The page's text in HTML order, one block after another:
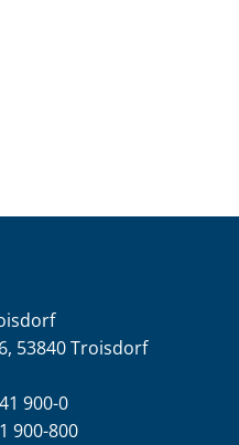
53840 Troisdorf
900-0
900-800